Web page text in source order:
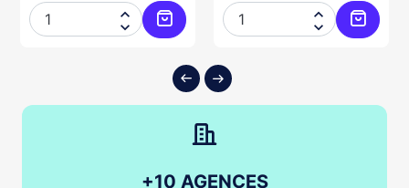
au panier


Ajouter au panier


+10 AGENCES